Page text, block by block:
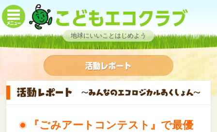
地球にいいことはじめよう
『ごみアートコンテスト』で最優